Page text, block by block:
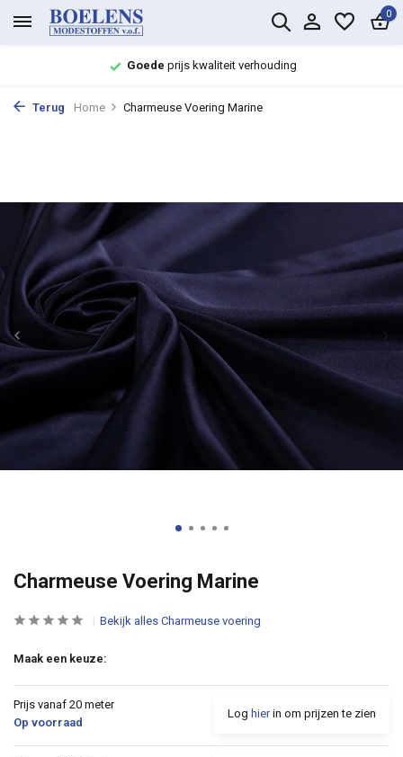
0
Goede prijs kwaliteit verhouding
Terug Home Charmeuse Voering Marine
Charmeuse Voering Marine
Bekijk alles Charmeuse voering
Maak een keuze:
Prijs vanaf 20 meter
Op voorraad
Log hierin om prijzen te zien